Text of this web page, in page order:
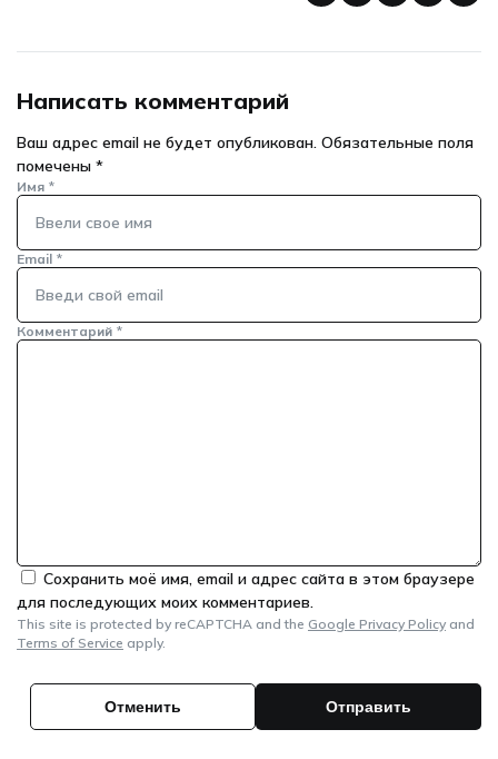
Написать комментарий
Ваш адрес email не будет опубликован. Обязательные поля
помечены *
Комментарий *
Имя *
Email *
Сохранить моё имя, email и адрес сайта в этом браузере
для последующих моих комментариев.
This site is protected by reCAPTCHA and the Google Privacy Policy and
Terms of Service apply.